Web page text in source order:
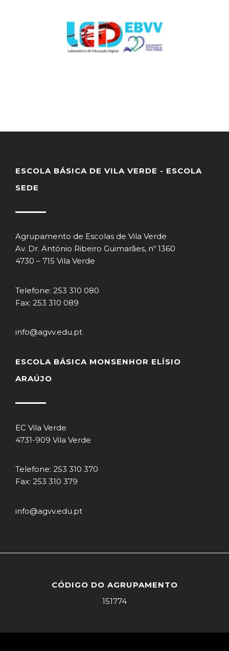
ESCOLA BÁSICA DE VILA VERDE - ESCOLA
SEDE
Agrupamento de Escolas de Vila Verde
Av. Dr. António Ribeiro Guimarães, nº 1360
4730 – 715 Vila Verde
Telefone: 253 310 080
Fax: 253 310 089
info@agvv.edu.pt
ESCOLA BÁSICA MONSENHOR ELÍSIO
ARAÚJO
EC Vila Verde
4731-909 Vila Verde
Telefone: 253 310 370
Fax: 253 310 379
info@agvv.edu.pt
CÓDIGO DO AGRUPAMENTO
151774